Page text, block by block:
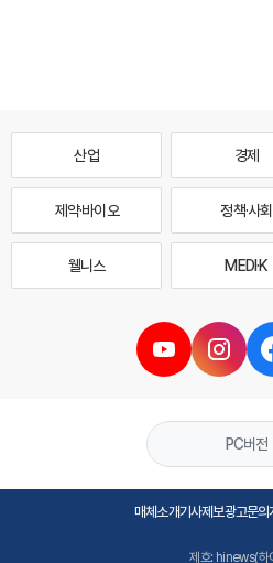
산업 경제
제약·바이오 정책·사회
웰니스 MEDI·K
PC버전
매체소개기사제보광고문의
제호: hinews(하